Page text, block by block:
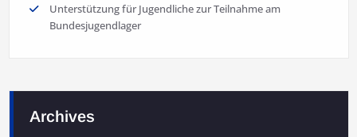
Unterstützung für Jugendliche zur Teilnahme am
Bundesjugendlager
Archives